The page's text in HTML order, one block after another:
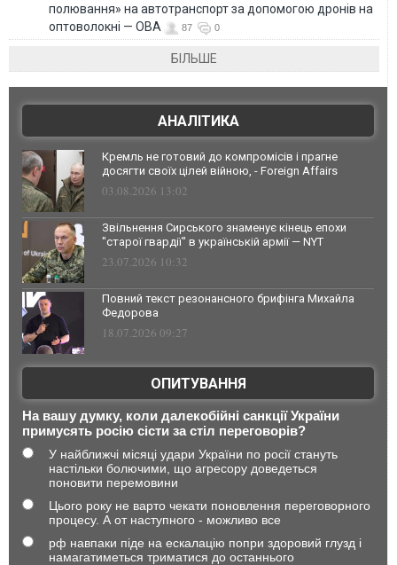
полювання» на автотранспорт за допомогою дронів на
оптоволокні — ОВА
87 0
БІЛЬШЕ
АНАЛІТИКА
Кремль не готовий до компромісів і прагне
досягти своїх цілей війною, - Foreign Affairs
03.08.2026 13:02
Звільнення Сирського знаменує кінець епохи
"старої гвардії" в українській армії — NYT
23.07.2026 10:32
Повний текст резонансного брифінга Михайла
Федорова
18.07.2026 09:27
ОПИТУВАННЯ
На вашу думку, коли далекобійні санкції України
примусять росію сісти за стіл переговорів?
У найближчі місяці удари України по росії стануть
настільки болючими, що агресору доведеться
поновити перемовини
Цього року не варто чекати поновлення переговорного
процесу. А от наступного - можливо все
рф навпаки піде на ескалацію попри здоровий глузд і
намагатиметься триматися до останнього